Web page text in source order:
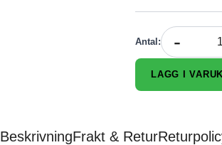
Antal : -
LÄGG I
BeskrivningFrakt & Retur